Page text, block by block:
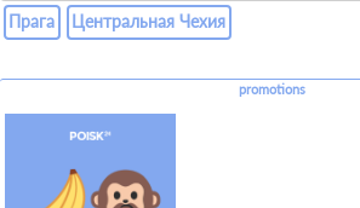
Прага
Центральная Чехия
promotions